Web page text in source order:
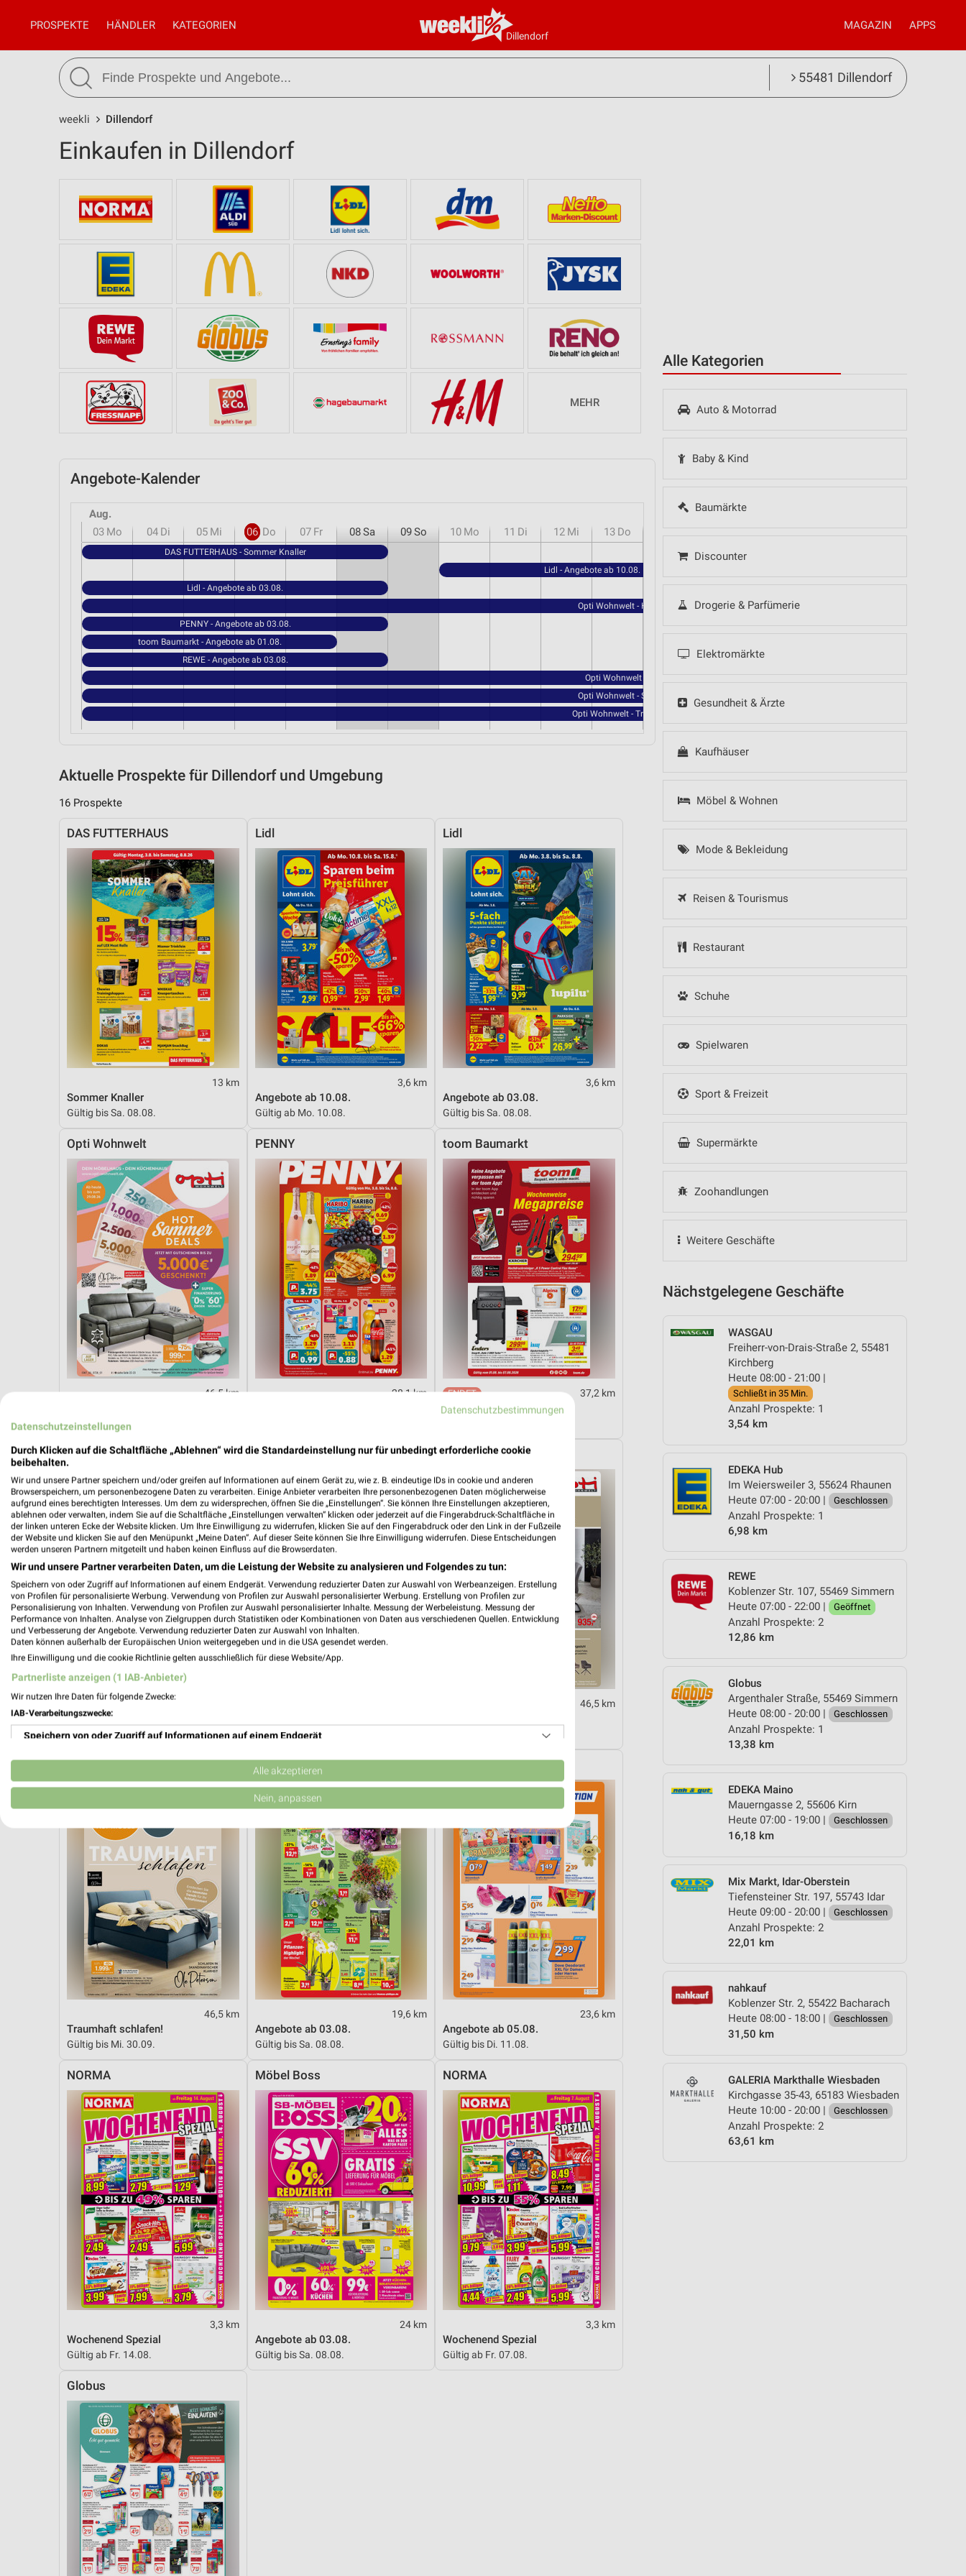
Dillendorf
PROSPEKTE HÄNDLER KATEGORIEN MAGAZIN APPS
55481 Dillendorf
weekli Dillendorf
Alle Kategorien
Auto & Motorrad
Baby & Kind
Baumärkte
Discounter
Drogerie & Parfümerie
Elektromärkte
Gesundheit & Ärzte
Kaufhäuser
Möbel & Wohnen
Mode & Bekleidung
Reisen & Tourismus
Restaurant
Schuhe
Spielwaren
Sport & Freizeit
Supermärkte
Zoohandlungen
Weitere Geschäfte
Nächstgelegene Geschäfte
WASGAU
Freiherr-von-Drais-Straße 2, 55481
Kirchberg
Heute 08:00 - 21:00 |
Schließt in 35 Min.
Anzahl Prospekte: 1
3,54 km
EDEKA Hub
Im Weiersweiler 3, 55624 Rhaunen
Heute 07:00 - 20:00 |
Geschlossen
Anzahl Prospekte: 1
6,98 km
REWE
Koblenzer Str. 107, 55469 Simmern
Heute 07:00 - 22:00 |
Geöffnet
Anzahl Prospekte: 2
12,86 km
Globus
Argenthaler Straße, 55469 Simmern
Heute 08:00 - 20:00 |
Geschlossen
Anzahl Prospekte: 1
13,38 km
EDEKA Maino
Mauerngasse 2, 55606 Kirn
Heute 07:00 - 19:00 |
Geschlossen
16,18 km
Mix Markt, Idar-Oberstein
Tiefensteiner Str. 197, 55743 Idar
Heute 09:00 - 20:00 |
Geschlossen
Anzahl Prospekte: 2
22,01 km
nahkauf
Koblenzer Str. 2, 55422 Bacharach
Heute 08:00 - 18:00 |
Geschlossen
31,50 km
GALERIA Markthalle Wiesbaden
Kirchgasse 35-43, 65183 Wiesbaden
Heute 10:00 - 20:00 |
Geschlossen
Anzahl Prospekte: 2
63,61 km
Einkaufen in Dillendorf
MEHR
Angebote-Kalender
Aug.
03 Mo 04 Di 05 Mi 06 Do 07 Fr 08Sa 09So 10 Mo 11 Di 12 Mi 13 Do
DAS FUTTERHAUS - Sommer Knaller
Lidl - Angebote ab 10.08.
Lidl - Angebote ab 03.08.
Opti Wohnwelt - Hot Sommer Sale
PENNY - Angebote ab 03.08.
toom Baumarkt - Angebote ab 01.08.
REWE - Angebote ab 03.08.
Opti Wohnwelt - Küchentrends
Opti Wohnwelt - Speisen Highlight
Opti Wohnwelt - Traumhaft schlafen!
Aktuelle Prospekte für Dillendorf und Umgebung
16 Prospekte
DAS FUTTERHAUS
13 km
Sommer Knaller
Gültig bis Sa. 08.08.
Lidl
3,6 km
Angebote ab 10.08.
Gültig ab Mo. 10.08.
Lidl
3,6 km
Angebote ab 03.08.
Gültig bis Sa. 08.08.
Opti Wohnwelt
46,5 km
Gültig bis Sa. 29.08.
PENNY
28,1 km
toom Baumarkt
37,2 km
Angebote ab 01.08.
REWE
Angebote ab 03.08.
Gültig bis Sa. 08.08.
Opti Wohnwelt
Gültig bis Mi. 30.09.
Opti Wohnwelt
46,5 km
Opti Wohnwelt
46,5 km
Traumhaft schlafen!
Gültig bis Mi. 30.09.
Thomas Philipps
19,6 km
Angebote ab 03.08.
Gültig bis Sa. 08.08.
Action
23,6 km
Angebote ab 05.08.
Gültig bis Di. 11.08.
NORMA
3,3 km
Wochenend Spezial
Gültig ab Fr. 14.08.
Möbel Boss
24 km
Angebote ab 03.08.
Gültig bis Sa. 08.08.
NORMA
3,3 km
Wochenend Spezial
Gültig ab Fr. 07.08.
Globus
Datenschutzbestimmungen
Datenschutzeinstellungen
Durch Klicken auf die Schaltfläche „Ablehnen“ wird die Standardeinstellung nur für unbedingt erforderliche cookie
beibehalten.
Wir und unsere Partner speichern und/oder greifen auf Informationen auf einem Gerät zu, wie z. B. eindeutige IDs in cookie und anderen
Browserspeichern, um personenbezogene Daten zu verarbeiten. Einige Anbieter verarbeiten Ihre personenbezogenen Daten möglicherweise
aufgrund eines berechtigten Interesses. Um dem zu widersprechen, öffnen Sie die „Einstellungen“. Sie können Ihre Einstellungen akzeptieren,
ablehnen oder verwalten, indem Sie auf die Schaltfläche „Einstellungen verwalten“ klicken oder jederzeit auf die Fingerabdruck-Schaltfläche in
der linken unteren Ecke der Website klicken. Um Ihre Einwilligung zu widerrufen, klicken Sie auf den Fingerabdruck oder den Link in der Fußzeile
der Website und klicken Sie auf den Menüpunkt „Meine Daten“. Auf dieser Seite können Sie Ihre Einwilligung widerrufen. Diese Entscheidungen
werden unseren Partnern mitgeteilt und haben keinen Einfluss auf die Browserdaten.
Wir und unsere Partner verarbeiten Daten, um die Leistung der Website zu analysieren und Folgendes zu tun:
Speichern von oder Zugriff auf Informationen auf einem Endgerät. Verwendung reduzierter Daten zur Auswahl von Werbeanzeigen. Erstellung
von Profilen für personalisierte Werbung. Verwendung von Profilen zur Auswahl personalisierter Werbung. Erstellung von Profilen zur
Personalisierung von Inhalten. Verwendung von Profilen zur Auswahl personalisierter Inhalte. Messung der Werbeleistung. Messung der
Performance von Inhalten. Analyse von Zielgruppen durch Statistiken oder Kombinationen von Daten aus verschiedenen Quellen. Entwicklung
und Verbesserung der Angebote. Verwendung reduzierter Daten zur Auswahl von Inhalten.
Daten können außerhalb der Europäischen Union weitergegeben und in die USA gesendet werden.
Ihre Einwilligung und die cookie Richtlinie gelten ausschließlich für diese Website/App.
Partnerliste anzeigen (1 IAB-Anbieter)
Wir nutzen Ihre Daten für folgende Zwecke:
IAB-Verarbeitungszwecke:
Speichern von oder Zugriff auf Informationen auf einem Endgerät
Verwendung reduzierter Daten zur Auswahl von Werbeanzeigen
Erstellung von Profilen für personalisierte Werbung
Erstellung von Profilen zur Personalisierung von Inhalten
Verwendung von Profilen zur Auswahl personalisierter Inhalte
Messung der Werbeleistung
Messung der Performance von Inhalten
Analyse von Zielgruppen durch Statistiken oder Kombinationen von Daten aus verschiedenen
Entwicklung und Verbesserung der Angebote
Verwendung reduzierter Daten zur Auswahl von Inhalten
Verwendung genauer Standortdaten
Geräte anhand von aktiv angeforderten Informationen identifizieren
Nicht-IAB-Verarbeitungszwecke:
Performance
Alle akzeptieren
Nein, anpassen